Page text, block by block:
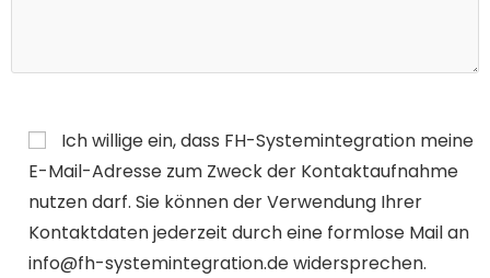
Ich willige ein, dass FH-Systemintegration meine
E-Mail-Adresse zum Zweck der Kontaktaufnahme
nutzen darf. Sie können der Verwendung Ihrer
Kontaktdaten jederzeit durch eine formlose Mail an
info@fh-systemintegration.de widersprechen.